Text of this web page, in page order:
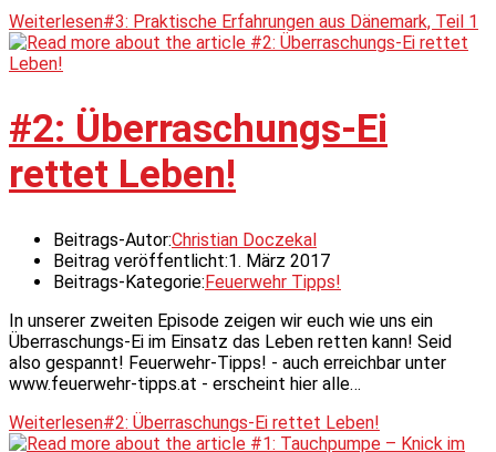
Weiterlesen#3: Praktische Erfahrungen aus Dänemark, Teil 1
#2: Überraschungs-Ei
rettet Leben!
Beitrags-Autor:Christian Doczekal
Beitrag veröffentlicht:1. März 2017
Beitrags-Kategorie: Feuerwehr Tipps!
In unserer zweiten Episode zeigen wir euch wie uns ein
Überraschungs-Ei im Einsatz das Leben retten kann! Seid
also gespannt! Feuerwehr-Tipps! - auch erreichbar unter
www.feuerwehr-tipps.at - erscheint hier alle…
Weiterlesen#2: Überraschungs-Ei rettet Leben!